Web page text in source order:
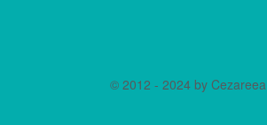
© 2012 - 2024 by Cezareea